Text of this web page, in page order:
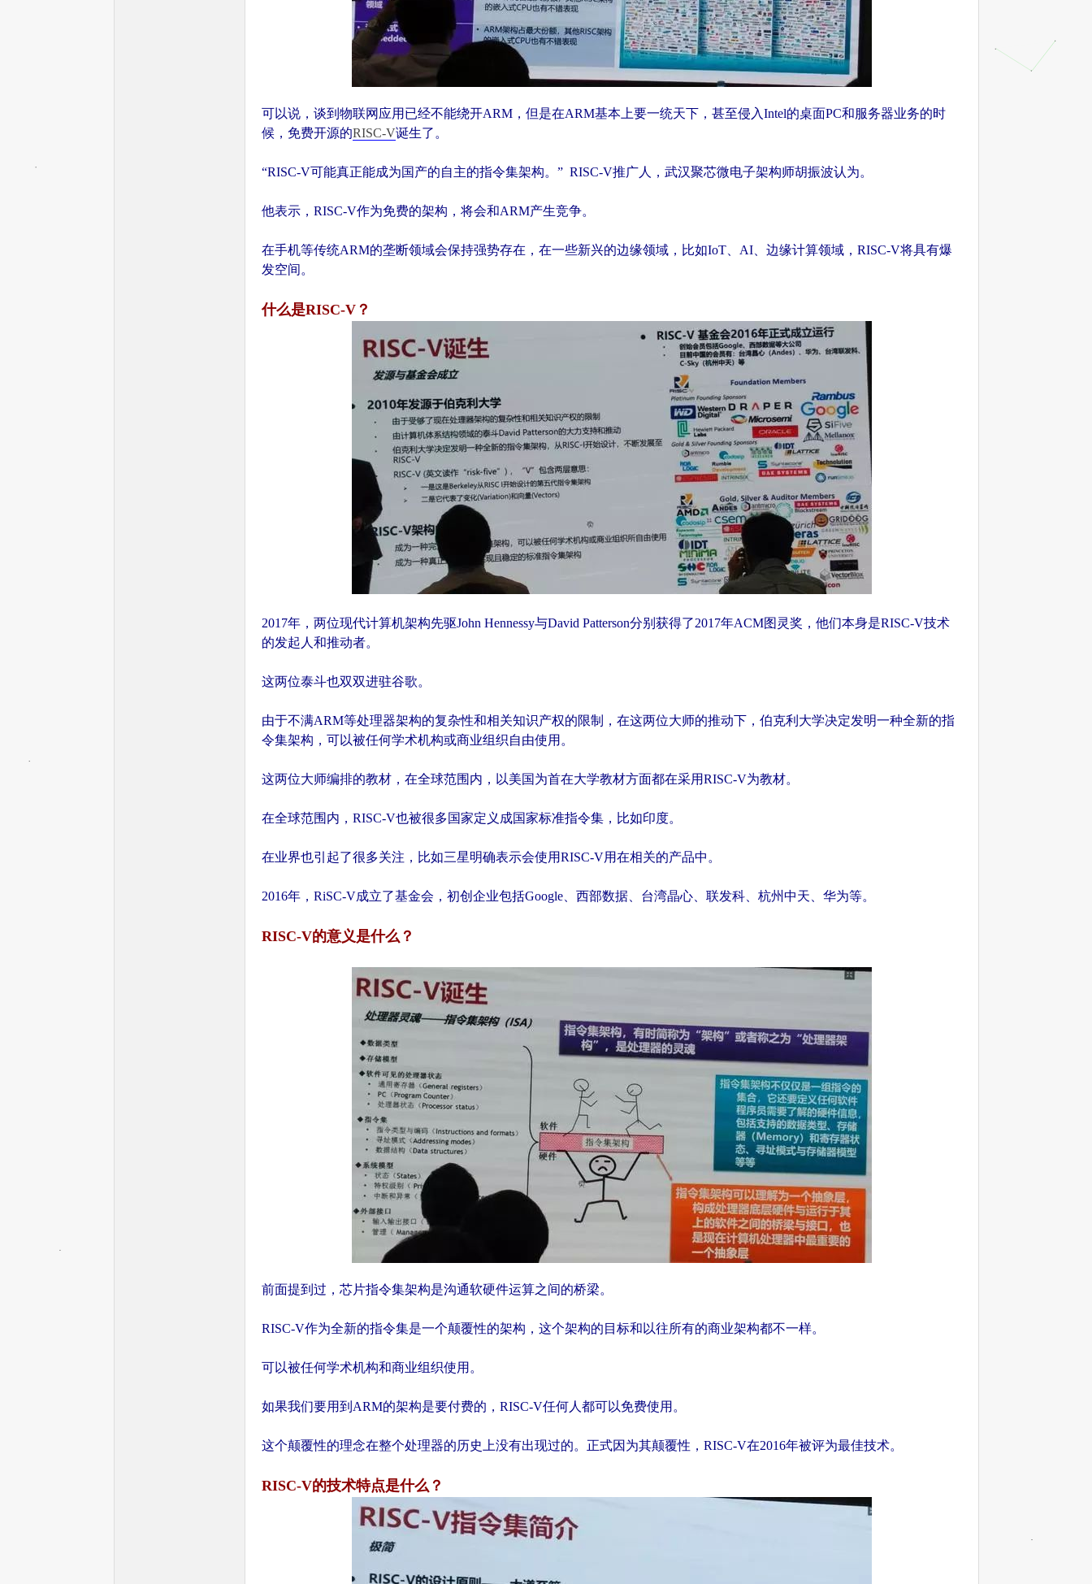
可以说，谈到物联网应用已经不能绕开ARM，但是在ARM基本上要一统天下，甚至侵入Intel的桌面PC和服务器业务的时
候，免费开源的RISC-V诞生了。
“RISC-V可能真正能成为国产的自主的指令集架构。” RISC-V推广人，武汉聚芯微电子架构师胡振波认为。
他表示，RISC-V作为免费的架构，将会和ARM产生竞争。
在手机等传统ARM的垄断领域会保持强势存在，在一些新兴的边缘领域，比如IoT、AI、边缘计算领域，RISC-V将具有爆
发空间。
什么是RISC-V？
2017年，两位现代计算机架构先驱John Hennessy与David Patterson分别获得了2017年ACM图灵奖，他们本身是RISC-V技术
的发起人和推动者。
这两位泰斗也双双进驻谷歌。
由于不满ARM等处理器架构的复杂性和相关知识产权的限制，在这两位大师的推动下，伯克利大学决定发明一种全新的指
令集架构，可以被任何学术机构或商业组织自由使用。
这两位大师编排的教材，在全球范围内，以美国为首在大学教材方面都在采用RISC-V为教材。
在全球范围内，RISC-V也被很多国家定义成国家标准指令集，比如印度。
在业界也引起了很多关注，比如三星明确表示会使用RISC-V用在相关的产品中。
2016年，RiSC-V成立了基金会，初创企业包括Google、西部数据、台湾晶心、联发科、杭州中天、华为等。
RISC-V的意义是什么？
前面提到过，芯片指令集架构是沟通软硬件运算之间的桥梁。
RISC-V作为全新的指令集是一个颠覆性的架构，这个架构的目标和以往所有的商业架构都不一样。
可以被任何学术机构和商业组织使用。
如果我们要用到ARM的架构是要付费的，RISC-V任何人都可以免费使用。
这个颠覆性的理念在整个处理器的历史上没有出现过的。正式因为其颠覆性，RISC-V在2016年被评为最佳技术。
RISC-V的技术特点是什么？